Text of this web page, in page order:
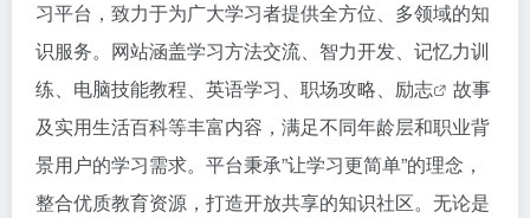
习平台，致力于为广大学习者提供全方位、多领域的知
识服务。网站涵盖学习方法交流、智力开发、记忆力训
练、电脑技能教程、英语学习、职场攻略、 励志
故事
及实用生活百科等丰富内容，满足不同年龄层和职业背
景用户的学习需求。平台秉承”让学习更简单”的理念，
整合优质教育资源，打造开放共享的知识社区。无论是